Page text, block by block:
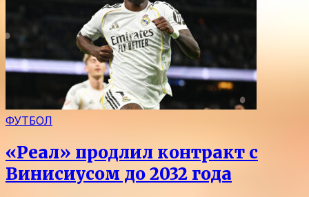
ФУТБОЛ
«Реал» продлил контракт с
Винисиусом до 2032 года